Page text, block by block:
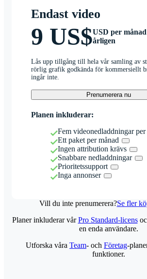
Endast video
9 US$USD per
årligen
Lås upp tillgång till hela vår samling av
rörlig grafik godkända för kommersiellt
ingår inte.
Prenumerera nu
Planen inkluderar:
Fem videonedladdningar per
Ett paket per månad
Ingen attribution krävs
Snabbare nedladdningar
Prioritetssupport
Inga annonser
Vill du inte prenumerera?Se fler
Planer inkluderar vårPro Standard-licens
en enda användare.
Utforska våra Team- och Företag-
funktioner.